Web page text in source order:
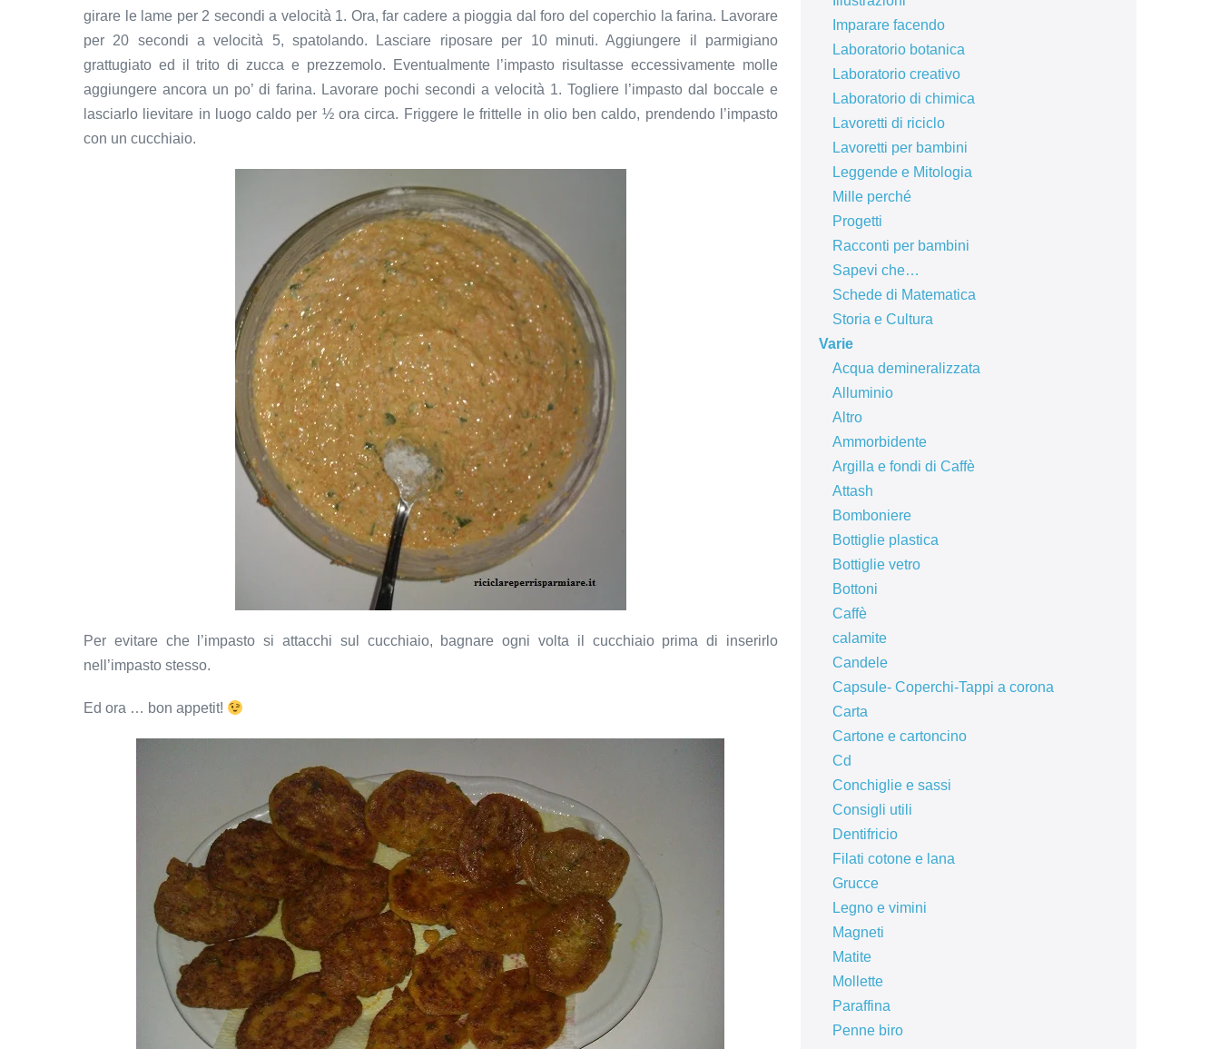
girare le lame per 2 secondi a velocità 1. Ora, far cadere a pioggia dal foro del coperchio la farina. Lavorare
per 20 secondi a velocità 5, spatolando. Lasciare riposare per 10 minuti. Aggiungere il parmigiano
grattugiato ed il trito di zucca e prezzemolo. Eventualmente l’impasto risultasse eccessivamente molle
aggiungere ancora un po’ di farina. Lavorare pochi secondi a velocità 1. Togliere l’impasto dal boccale e
lasciarlo lievitare in luogo caldo per ½ ora circa. Friggere le frittelle in olio ben caldo, prendendo l’impasto
con un cucchiaio.
Per evitare che l’impasto si attacchi sul cucchiaio, bagnare ogni volta il cucchiaio prima di inserirlo
nell’impasto stesso.
Ed ora … bon appetit!
Imparare facendo
Laboratorio botanica
Laboratorio creativo
Laboratorio di chimica
Lavoretti di riciclo
Lavoretti per bambini
Leggende e Mitologia
Mille perché
Progetti
Racconti per bambini
Sapevi che…
Schede di Matematica
Storia e Cultura
Varie
Acqua demineralizzata
Alluminio
Altro
Ammorbidente
Argilla e fondi di Caffè
Attash
Bomboniere
Bottiglie plastica
Bottiglie vetro
Bottoni
Caffè
calamite
Candele
Capsule- Coperchi-Tappi a corona
Carta
Cartone e cartoncino
Cd
Conchiglie e sassi
Consigli utili
Dentifricio
Filati cotone e lana
Grucce
Legno e vimini
Magneti
Matite
Mollette
Paraffina
Penne biro